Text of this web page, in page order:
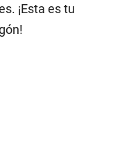
¡Esta es tu